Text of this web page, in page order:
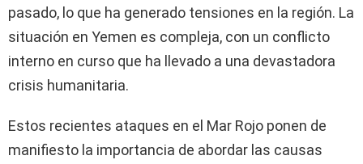
pasado, lo que ha generado tensiones en la región. La
situación en Yemen es compleja, con un conflicto
interno en curso que ha llevado a una devastadora
crisis humanitaria.
Estos recientes ataques en el Mar Rojo ponen de
manifiesto la importancia de abordar las causas